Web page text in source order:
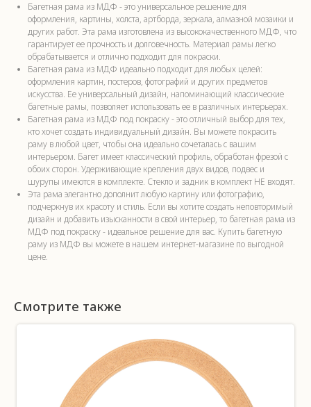
Багетная рама из МДФ - это универсальное решение для
оформления, картины, холста, артборда, зеркала, алмазной мозаики и
других работ. Эта рама изготовлена из высококачественного МДФ, что
гарантирует ее прочность и долговечность. Материал рамы легко
обрабатывается и отлично подходит для покраски.
Багетная рама из МДФ идеально подходит для любых целей:
оформления картин, постеров, фотографий и других предметов
искусства. Ее универсальный дизайн, напоминающий классические
багетные рамы, позволяет использовать ее в различных интерьерах.
Багетная рама из МДФ под покраску - это отличный выбор для тех,
кто хочет создать индивидуальный дизайн. Вы можете покрасить
раму в любой цвет, чтобы она идеально сочеталась с вашим
интерьером. Багет имеет классический профиль, обработан фрезой с
обоих сторон. Удерживающие крепления двух видов, подвес и
шурупы имеются в комплекте. Стекло и задник в комплект НЕ входят.
Эта рама элегантно дополнит любую картину или фотографию,
подчеркнув их красоту и стиль. Если вы хотите создать неповторимый
дизайн и добавить изысканности в свой интерьер, то багетная рама из
МДФ под покраску - идеальное решение для вас. Купить багетную
раму из МДФ вы можете в нашем интернет-магазине по выгодной
цене.
Смотрите также